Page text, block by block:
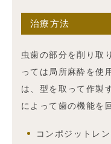
治療方法
虫歯の部分を削り取
っては局所麻酔を使
は、型を取って作製
によって歯の機能を
コンポジットレ